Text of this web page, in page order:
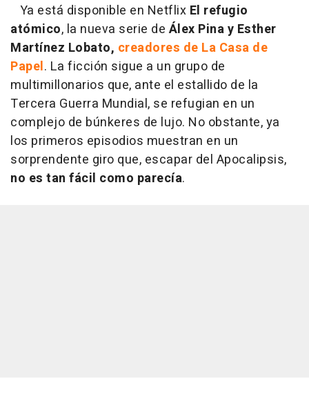
Ya está disponible en Netflix El refugio
atómico, la nueva serie de Álex Pina y Esther
Martínez Lobato, creadores de La Casa de
Papel. La ficción sigue a un grupo de
multimillonarios que, ante el estallido de la
Tercera Guerra Mundial, se refugian en un
complejo de búnkeres de lujo. No obstante, ya
los primeros episodios muestran en un
sorprendente giro que, escapar del Apocalipsis,
no es tan fácil como parecía.